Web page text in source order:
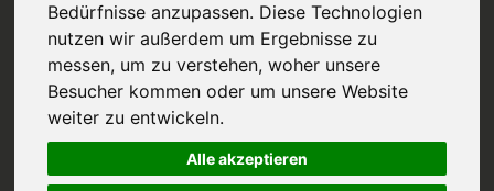
Bedürfnisse anzupassen. Diese Technologien
nutzen wir außerdem um Ergebnisse zu
messen, um zu verstehen, woher unsere
Besucher kommen oder um unsere Website
weiter zu entwickeln.
Alle akzeptieren